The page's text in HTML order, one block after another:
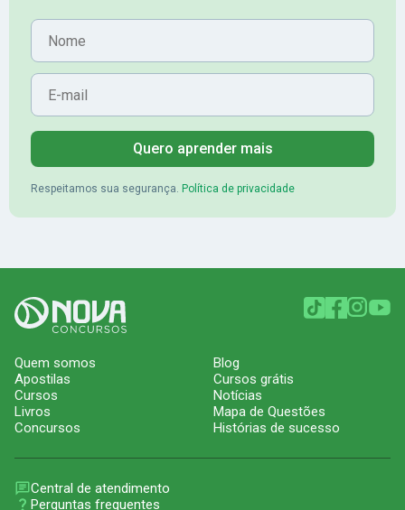
Nome
E-mail
Quero aprender mais
Respeitamos sua segurança. Política de privacidade
Quem somos
Apostilas
Cursos
Livros
Concursos
Blog
Cursos grátis
Notícias
Mapa de Questões
Histórias de sucesso
Central de atendimento
Perguntas frequentes